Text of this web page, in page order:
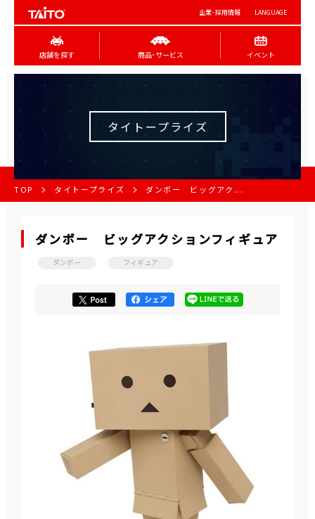
企業･採用情報 LANGUAGE
店舗を探す 商品･サービス イベント
タイトープライズ
TOP タイトープライズ ダンボー ビッグアク...
ダンボー ビッグアクションフィギュア
ダンボー フィギュア